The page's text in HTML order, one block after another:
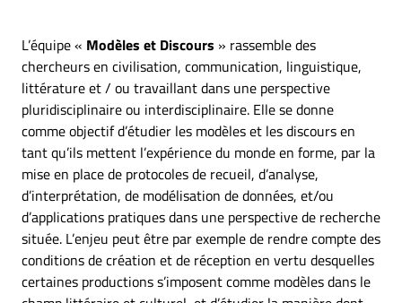
L’équipe « Modèles et Discours » rassemble des
chercheurs en civilisation, communication, linguistique,
littérature et / ou travaillant dans une perspective
pluridisciplinaire ou interdisciplinaire. Elle se donne
comme objectif d’étudier les modèles et les discours en
tant qu’ils mettent l’expérience du monde en forme, par la
mise en place de protocoles de recueil, d’analyse,
d’interprétation, de modélisation de données, et/ou
d’applications pratiques dans une perspective de recherche
située. L’enjeu peut être par exemple de rendre compte des
conditions de création et de réception en vertu desquelles
certaines productions s’imposent comme modèles dans le